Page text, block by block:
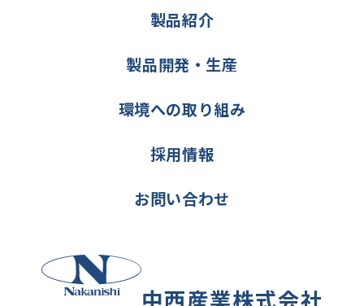
中西産業株式会社
製品紹介
製品開発・生産
環境への取り組み
採用情報
お問い合わせ